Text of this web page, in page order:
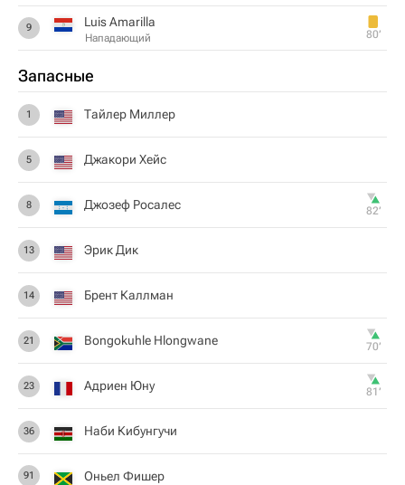
9 Luis Amarilla
Нападающий 80‎’‎
Запасные
1 Тайлер Миллер
5 Джакори Хейс
8 Джозеф Росалес 82‎’‎
13 Эрик Дик
14 Брент Каллман
21 Bongokuhle Hlongwane 70‎’‎
23 Адриен Юну 81‎’‎
36 Наби Кибунгучи
91 Оньел Фишер